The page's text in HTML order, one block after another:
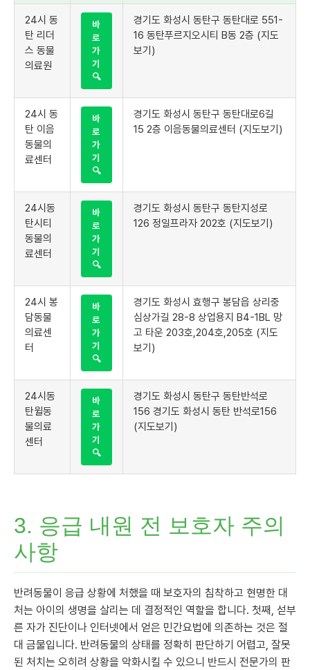
24시 동
탄 리더
스 동물
의료원
바
로
가
기
🔍
경기도 화성시 동탄구 동탄대로 551-
16 동탄푸르지오시티 B동 2층 (지도
보기)
24시 동
탄 이음
동물의
료센터
바
로
가
기
🔍
경기도 화성시 동탄구 동탄대로6길
15 2층 이음동물의료센터 (지도보기)
24시동
탄시티
동물의
료센터
바
로
가
기
🔍
경기도 화성시 동탄구 동탄지성로
126 정일프라자 202호 (지도보기)
24시 봉
담동물
의료센
터
바
로
가
기
🔍
경기도 화성시 효행구 봉담읍 상리중
심상가길 28-8 상업용지 B4-1BL 망
고 타운 203호,204호,205호 (지도
보기)
24시동
탄윌동
물의료
센터
바
로
가
기
🔍
경기도 화성시 동탄구 동탄반석로
156 경기도 화성시 동탄 반석로156
(지도보기)
3. 응급 내원 전 보호자 주의
사항
반려동물이 응급 상황에 처했을 때 보호자의 침착하고 현명한 대
처는 아이의 생명을 살리는 데 결정적인 역할을 합니다. 첫째, 섣부
른 자가 진단이나 인터넷에서 얻은 민간요법에 의존하는 것은 절
대 금물입니다. 반려동물의 상태를 정확히 판단하기 어렵고, 잘못
된 처치는 오히려 상황을 악화시킬 수 있으니 반드시 전문가의 판